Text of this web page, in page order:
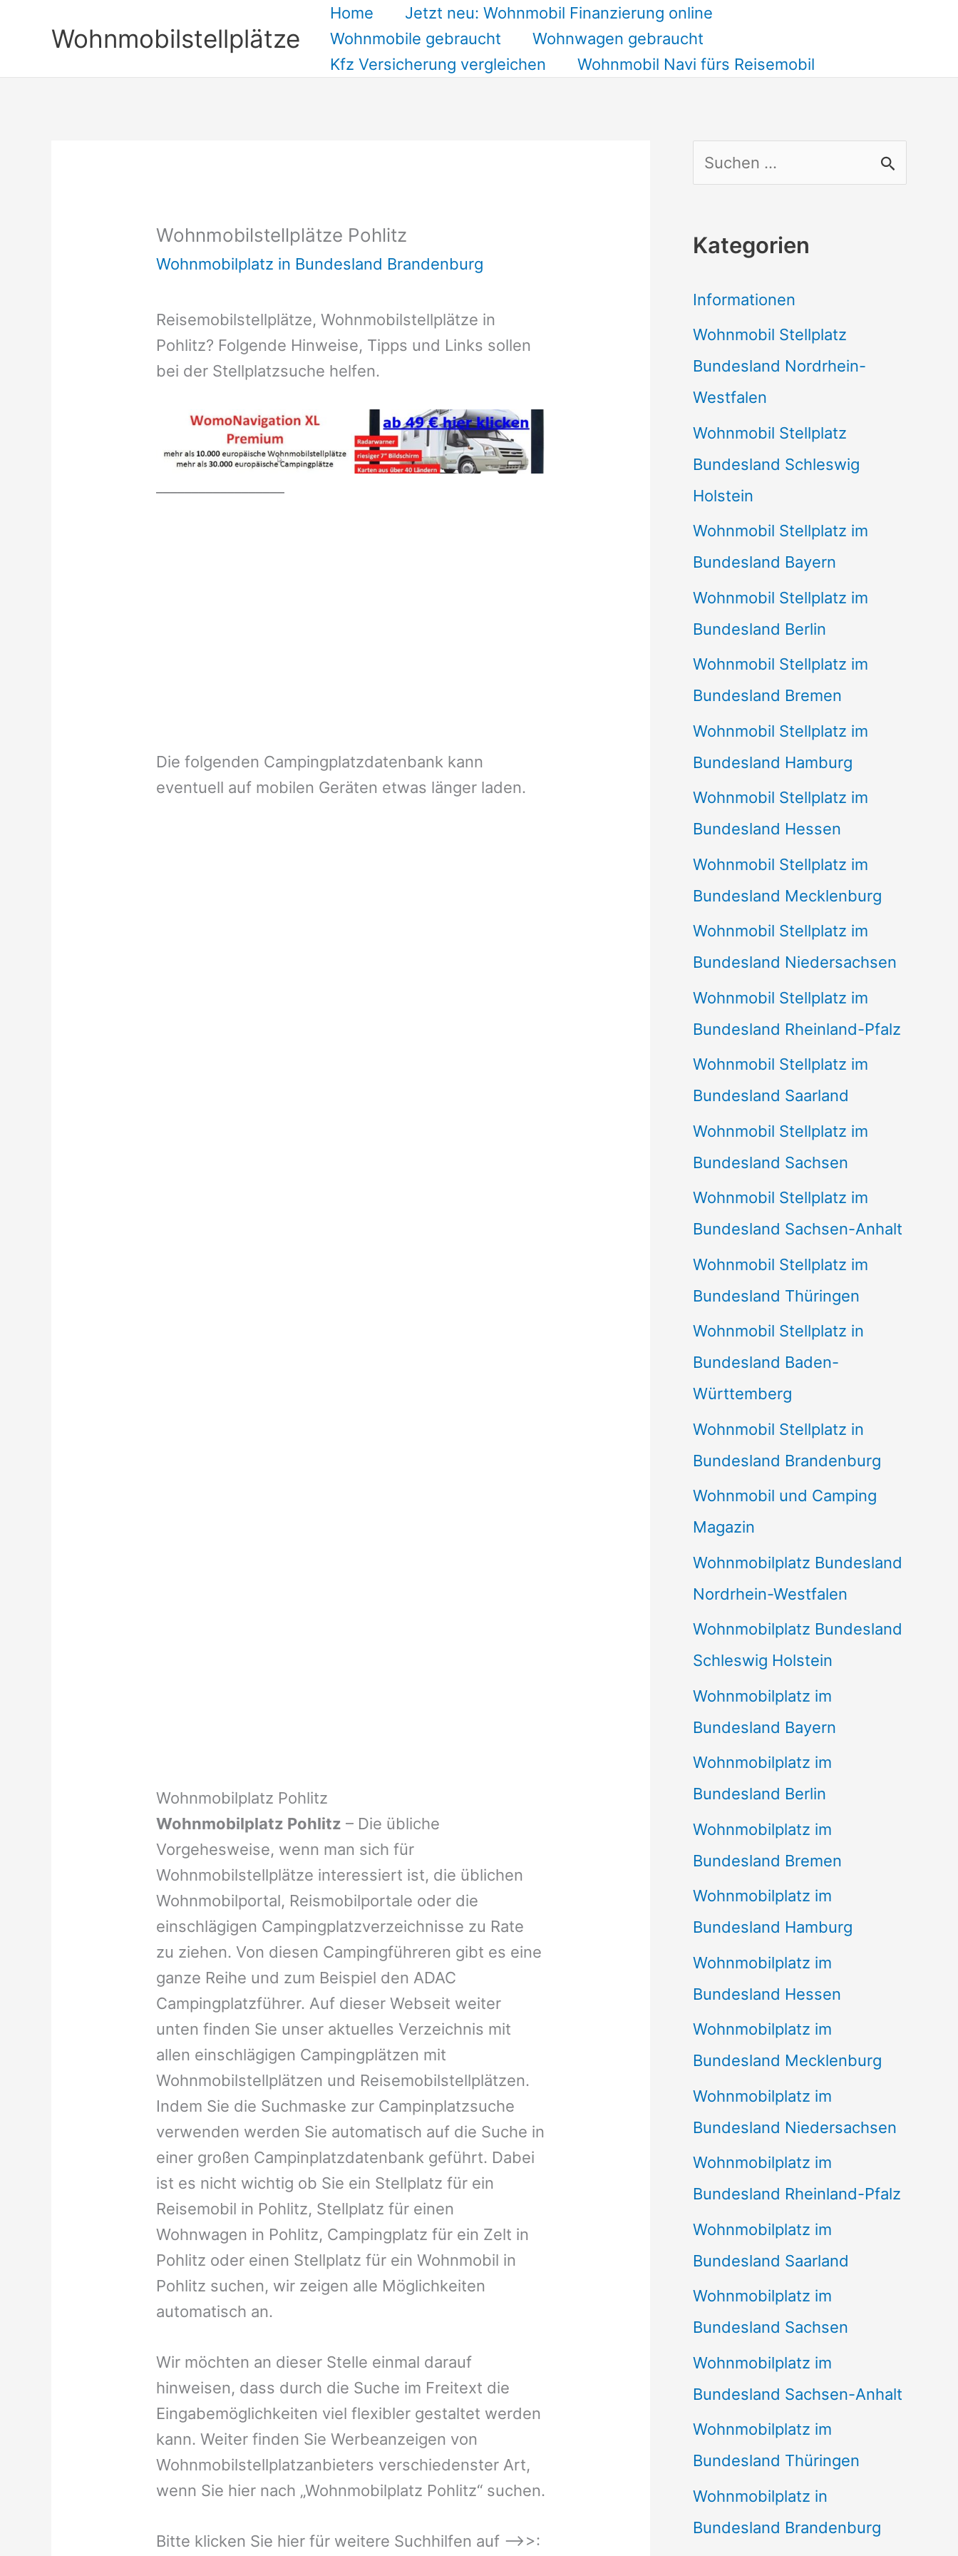
Wohnmobilstellplätze
Home
Jetzt neu: Wohnmobil Finanzierung online
Wohnmobile gebraucht
Wohnwagen gebraucht
Kfz Versicherung vergleichen
Wohnmobil Navi fürs Reisemobil
Wohnmobilstellplätze Pohlitz
Wohnmobilplatz in Bundesland Brandenburg
Reisemobilstellplätze, Wohnmobilstellplätze in
Pohlitz? Folgende Hinweise, Tipps und Links sollen
bei der Stellplatzsuche helfen.
Die folgenden Campingplatzdatenbank kann
eventuell auf mobilen Geräten etwas länger laden.
Wohnmobilplatz Pohlitz
Wohnmobilplatz Pohlitz – Die übliche
Vorgehesweise, wenn man sich für
Wohnmobilstellplätze interessiert ist, die üblichen
Wohnmobilportal, Reismobilportale oder die
einschlägigen Campingplatzverzeichnisse zu Rate
zu ziehen. Von diesen Campingführeren gibt es eine
ganze Reihe und zum Beispiel den ADAC
Campingplatzführer. Auf dieser Webseit weiter
unten finden Sie unser aktuelles Verzeichnis mit
allen einschlägigen Campingplätzen mit
Wohnmobilstellplätzen und Reisemobilstellplätzen.
Indem Sie die Suchmaske zur Campinplatzsuche
verwenden werden Sie automatisch auf die Suche in
einer großen Campinplatzdatenbank geführt. Dabei
ist es nicht wichtig ob Sie ein Stellplatz für ein
Reisemobil in Pohlitz, Stellplatz für einen
Wohnwagen in Pohlitz, Campingplatz für ein Zelt in
Pohlitz oder einen Stellplatz für ein Wohnmobil in
Pohlitz suchen, wir zeigen alle Möglichkeiten
automatisch an.
Wir möchten an dieser Stelle einmal darauf
hinweisen, dass durch die Suche im Freitext die
Eingabemöglichkeiten viel flexibler gestaltet werden
kann. Weiter finden Sie Werbeanzeigen von
Wohnmobilstellplatzanbieters verschiedenster Art,
wenn Sie hier nach „Wohnmobilplatz Pohlitz“ suchen.
Bitte klicken Sie hier für weitere Suchhilfen auf –>>:
u
h
n
a
c
h
:
Kategorien
Informationen
Wohnmobil Stellplatz
Bundesland Nordrhein-
Westfalen
Wohnmobil Stellplatz
Bundesland Schleswig
Holstein
Wohnmobil Stellplatz im
Bundesland Bayern
Wohnmobil Stellplatz im
Bundesland Berlin
Wohnmobil Stellplatz im
Bundesland Bremen
Wohnmobil Stellplatz im
Bundesland Hamburg
Wohnmobil Stellplatz im
Bundesland Hessen
Wohnmobil Stellplatz im
Bundesland Mecklenburg
Wohnmobil Stellplatz im
Bundesland Niedersachsen
Wohnmobil Stellplatz im
Bundesland Rheinland-Pfalz
Wohnmobil Stellplatz im
Bundesland Saarland
Wohnmobil Stellplatz im
Bundesland Sachsen
Wohnmobil Stellplatz im
Bundesland Sachsen-Anhalt
Wohnmobil Stellplatz im
Bundesland Thüringen
Wohnmobil Stellplatz in
Bundesland Baden-
Württemberg
Wohnmobil Stellplatz in
Bundesland Brandenburg
Wohnmobil und Camping
Magazin
Wohnmobilplatz Bundesland
Nordrhein-Westfalen
Wohnmobilplatz Bundesland
Schleswig Holstein
Wohnmobilplatz im
Bundesland Bayern
Wohnmobilplatz im
Bundesland Berlin
Wohnmobilplatz im
Bundesland Bremen
Wohnmobilplatz im
Bundesland Hamburg
Wohnmobilplatz im
Bundesland Hessen
Wohnmobilplatz im
Bundesland Mecklenburg
Wohnmobilplatz im
Bundesland Niedersachsen
Wohnmobilplatz im
Bundesland Rheinland-Pfalz
Wohnmobilplatz im
Bundesland Saarland
Wohnmobilplatz im
Bundesland Sachsen
Wohnmobilplatz im
Bundesland Sachsen-Anhalt
Wohnmobilplatz im
Bundesland Thüringen
Wohnmobilplatz in
Bundesland Brandenburg